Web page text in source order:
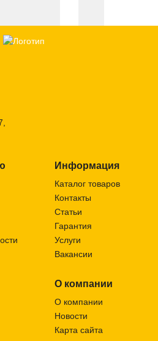
220V
Новинка
Информация
Каталог товаров
Контакты
Статьи
Гарантия
Услуги
Вакансии
О компании
О компании
Новости
Карта сайта